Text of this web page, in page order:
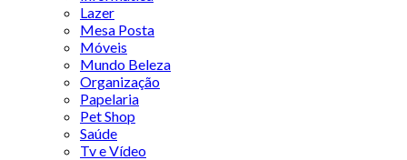
Lazer
Mesa Posta
Móveis
Mundo Beleza
Organização
Papelaria
Pet Shop
Saúde
Tv e Vídeo